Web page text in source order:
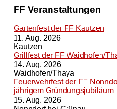
FF Veranstaltungen
Gartenfest der FF Kautzen
11. Aug. 2026
Kautzen
Grillfest der FF Waidhofen/
14. Aug. 2026
Waidhofen/Thaya
Feuerwehrfest der FF
jährigem Gründungsjubiläum
15. Aug. 2026